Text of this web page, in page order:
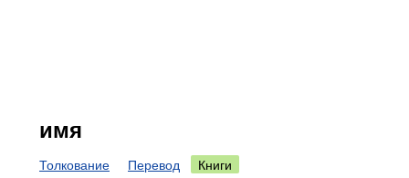
имя
Толкование Перевод
Книги